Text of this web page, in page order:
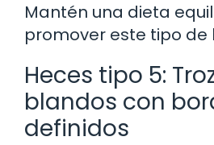
Mantén una dieta
promover este tipo de
Heces tipo 5:
blandos con
definidos